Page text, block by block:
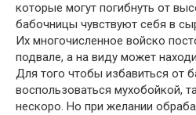
которые могут погибнуть от
бабочницы чувствуют себя в
Их многочисленное войско
подвале, а на виду может
Для того чтобы избавиться от
воспользоваться мухобойкой,
нескоро. Но при желании